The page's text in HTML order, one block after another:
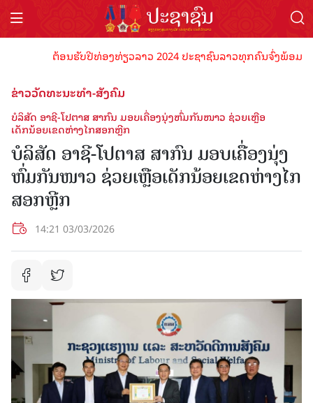
ຕ້ອນຮັບປີທ່ອງທ່ຽວລາວ 2024 ປະຊາຊົນລາວທຸກຄົນຈົ່ງພ້ອມເ
ຂ່າວວັດທະນະທຳ-ສັງຄົມ
ບໍລິສັດ ອາຊີ-ໂປຕາສ ສາກົນ ມອບເຄື່ອງນຸ່ງຫົ່ມກັນໜາວ ຊ່ວຍເຫຼືອ
ເດັກນ້ອຍເຂດຫ່າງໄກສອກຫຼີກ
ບໍລິສັດ ອາຊີ-ໂປຕາສ ສາກົນ ມອບເຄື່ອງນຸ່ງ
ຫົ່ມກັນໜາວ ຊ່ວຍເຫຼືອເດັກນ້ອຍເຂດຫ່າງໄກ
ສອກຫຼີກ
14:21 03/03/2026